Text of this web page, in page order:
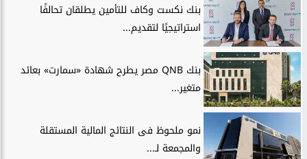
بنك نكست وكاف للتأمين يطلقان تحالفًا
استراتيجيًا لتقديم...
بنك QNB مصر يطرح شهادة «سمارت» بعائد
متغير...
نمو ملحوظ فى النتائج المالية المستقلة
والمجمعة لـ...